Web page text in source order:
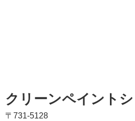
クリーンペイント
〒731-5128